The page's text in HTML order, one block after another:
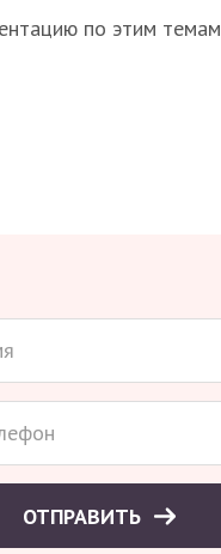
по этим темам
ОТПРАВИТЬ